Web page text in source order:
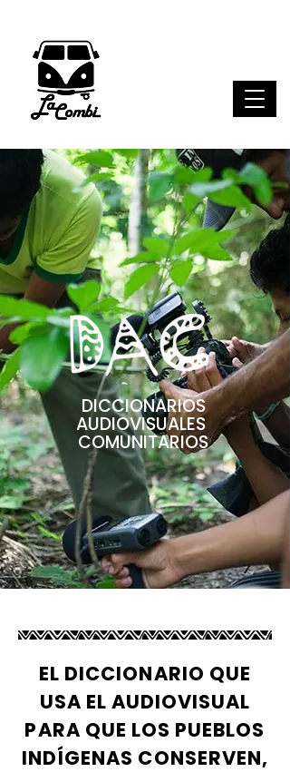
DICCIONARIOS
AUDIOVISUALES
COMUNITARIOS
EL DICCIONARIO QUE
USA EL AUDIOVISUAL
PARA QUE LOS PUEBLOS
INDÍGENAS CONSERVEN,